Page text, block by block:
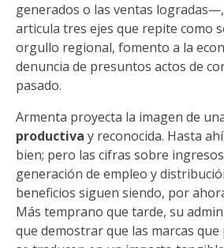
generados o las ventas
articula tres ejes que repite como
orgullo regional, fomento a la
denuncia de presuntos actos de
pasado.
Armenta proyecta la imagen de
productiva y reconocida. Hasta
bien; pero las cifras sobre
generación de empleo y
beneficios siguen siendo, por
Más temprano que tarde, su
que demostrar que las marcas